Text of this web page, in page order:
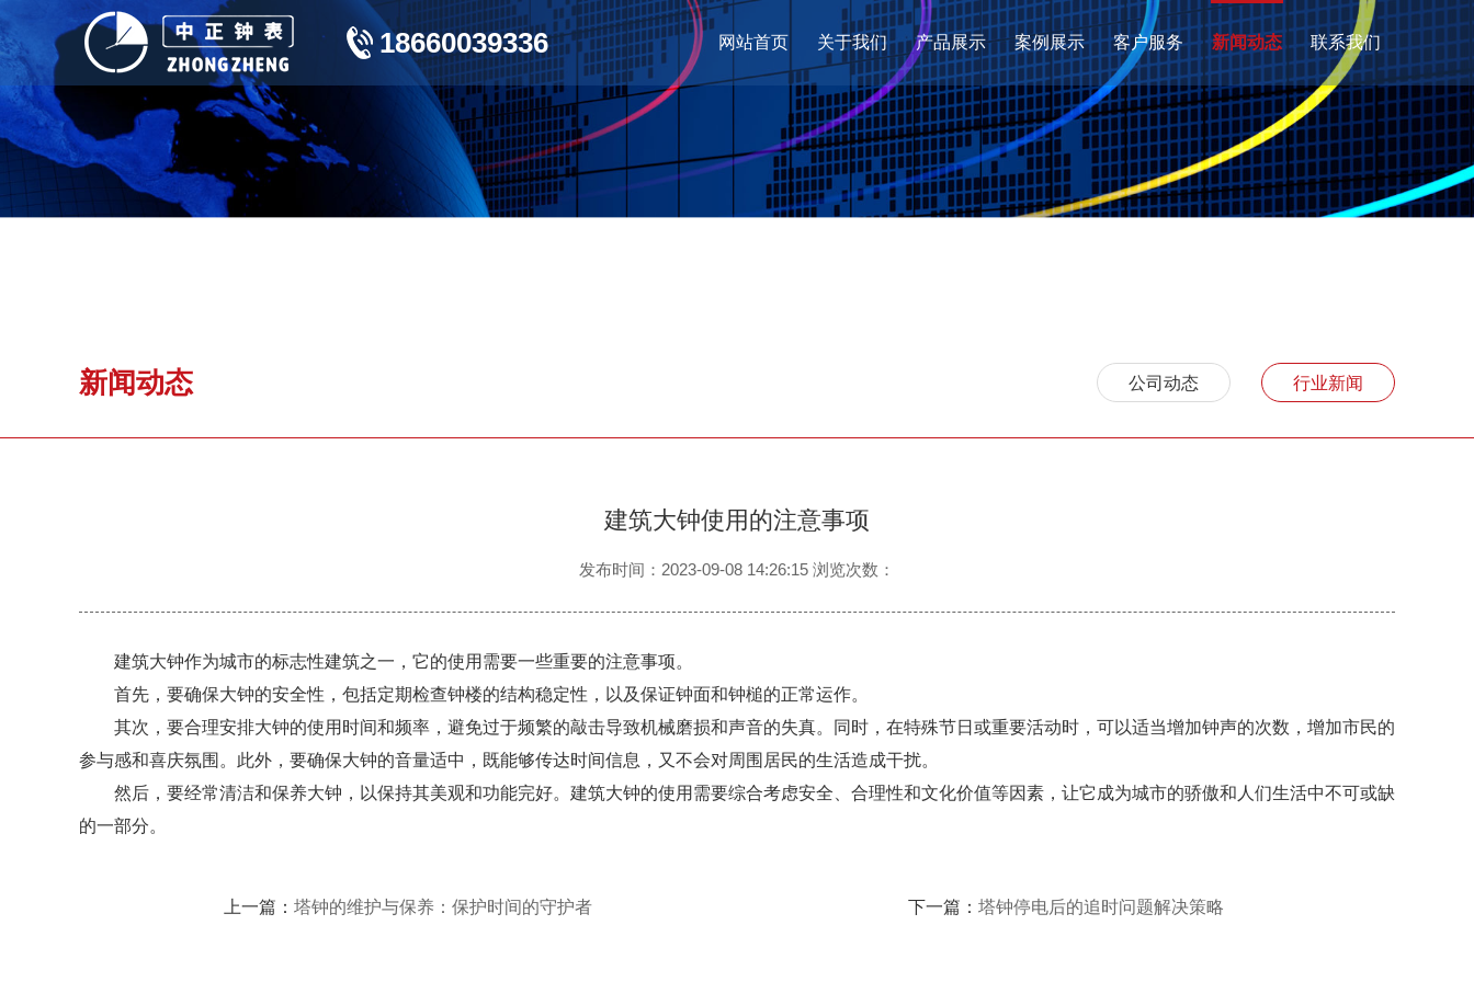
18660039336 网站首页 关于我们 产品展示 案例展示 客户服务 新闻动态 联系我们
新闻动态 公司动态 行业新闻
建筑大钟使用的注意事项
发布时间：2023-09-08 14:26:15 浏览次数：
建筑大钟作为城市的标志性建筑之一，它的使用需要一些重要的注意事项。
首先，要确保大钟的安全性，包括定期检查钟楼的结构稳定性，以及保证钟面和钟槌的正常运作。
其次，要合理安排大钟的使用时间和频率，避免过于频繁的敲击导致机械磨损和声音的失真。同时，在特殊节日或重要活动时，可以适当增加钟声的次数，增加市民的
参与感和喜庆氛围。此外，要确保大钟的音量适中，既能够传达时间信息，又不会对周围居民的生活造成干扰。
然后，要经常清洁和保养大钟，以保持其美观和功能完好。建筑大钟的使用需要综合考虑安全、合理性和文化价值等因素，让它成为城市的骄傲和人们生活中不可或缺
的一部分。
上一篇： 塔钟的维护与保养：保护时间的守护者 下一篇： 塔钟停电后的追时问题解决策略